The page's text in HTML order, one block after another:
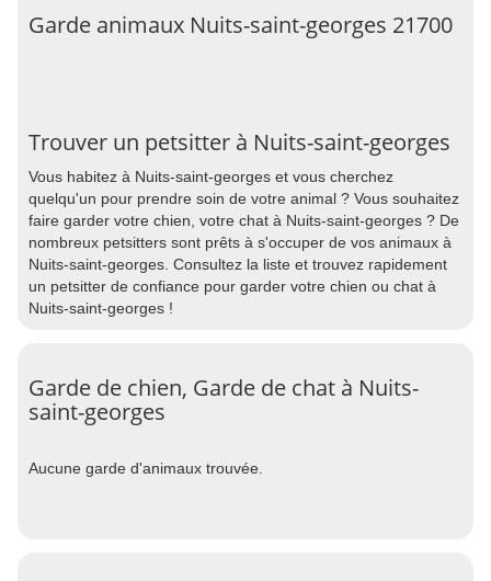
Garde animaux Nuits-saint-georges 21700
Trouver un petsitter à Nuits-saint-georges
Vous habitez à Nuits-saint-georges et vous cherchez
quelqu'un pour prendre soin de votre animal ? Vous souhaitez
faire garder votre chien, votre chat à Nuits-saint-georges ? De
nombreux petsitters sont prêts à s'occuper de vos animaux à
Nuits-saint-georges. Consultez la liste et trouvez rapidement
un petsitter de confiance pour garder votre chien ou chat à
Nuits-saint-georges !
Garde de chien, Garde de chat à Nuits-
saint-georges
Aucune garde d'animaux trouvée.